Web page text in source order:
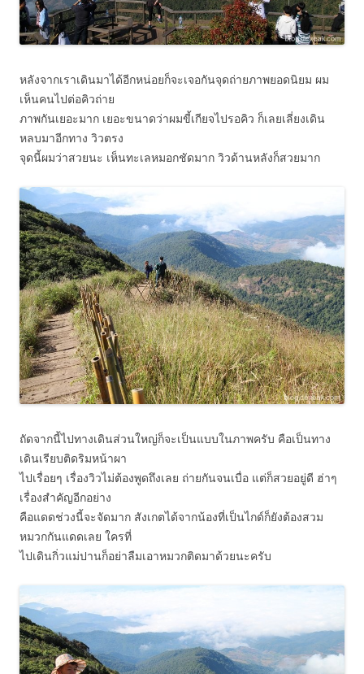
หลังจากเราเดินมาได้อีกหน่อยก็จะเจอกันจุดถ่ายภาพยอดนิยม ผม
เห็นคนไปต่อคิวถ่าย
ภาพกันเยอะมาก เยอะขนาดว่าผมขี้เกียจไปรอคิว ก็เลยเลี่ยงเดิน
หลบมาอีกทาง วิวตรง
จุดนี้ผมว่าสวยนะ เห็นทะเลหมอกชัดมาก วิวด้านหลังก็สวยมาก
ถัดจากนี้ไปทางเดินส่วนใหญ่ก็จะเป็นแบบในภาพครับ คือเป็นทาง
เดินเรียบติดริมหน้าผา
ไปเรื่อยๆ เรื่องวิวไม่ต้องพูดถึงเลย ถ่ายกันจนเบื่อ แต่ก็สวยอยู่ดี ฮ่าๆ
เรื่องสำคัญอีกอย่าง
คือแดดช่วงนี้จะจัดมาก สังเกตได้จากน้องที่เป็นไกด์ก็ยังต้องสวม
หมวกกันแดดเลย ใครที่
ไปเดินกิ่วแม่ปานก็อย่าลืมเอาหมวกติดมาด้วยนะครับ